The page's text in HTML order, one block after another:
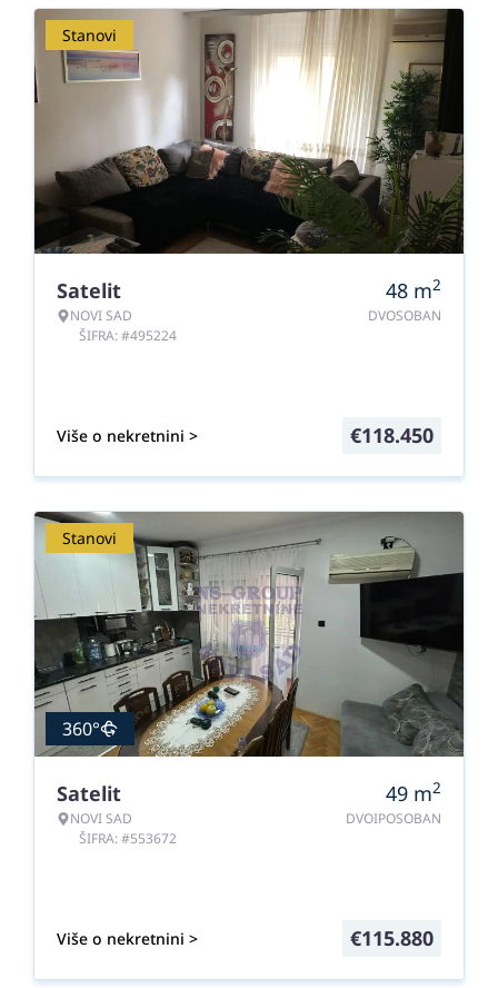
Stanovi
Satelit
NOVI SAD
ŠIFRA: #495224
48 m2
DVOSOBAN
Više o nekretnini > €118.450
Stanovi
360°
Satelit
NOVI SAD
ŠIFRA: #553672
49 m2
DVOIPOSOBAN
Više o nekretnini > €115.880